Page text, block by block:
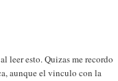
leer esto. Quizas me recordo
aunque el vinculo con la